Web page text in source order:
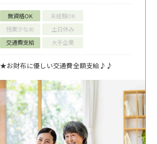
無資格OK
未経験OK
残業少なめ
土日休み
交通費支給
大手企業
★お財布に優しい交通費全額支給♪♪